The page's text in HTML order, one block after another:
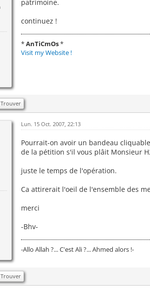
patrimoine.
continuez !
*AnTiCmOs*
Visit my Website !
Trouver
Lun. 15 Oct. 2007, 22:13
Pourrait-on avoir un bandeau
de la pétition s'il vous plâit Monsieur
juste le temps de l'opération.
Ca attirerait l'oeil de l'ensemble des
merci
-Bhv-
-Allo Allah ?... C'est Ali ?... Ahmed alors !-
Trouver